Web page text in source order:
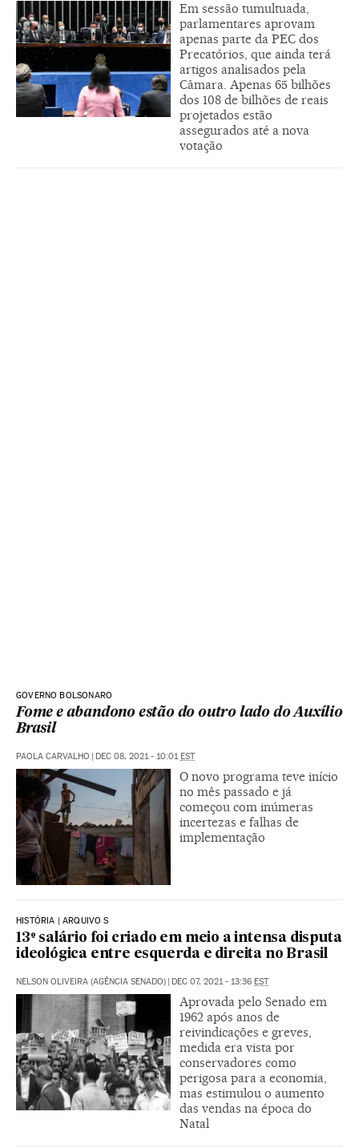
Em sessão tumultuada,
parlamentares aprovam
apenas parte da PEC dos
Precatórios, que ainda terá
artigos analisados pela
Câmara. Apenas 65 bilhões
dos 108 de bilhões de reais
projetados estão
assegurados até a nova
votação
GOVERNO BOLSONARO
Fome e abandono estão do outro lado do Auxílio
Brasil
PAOLA CARVALHO DEC 08, 2021 - 10:01 EST
O novo programa teve início
no mês passado e já
começou com inúmeras
incertezas e falhas de
implementação
HISTÓRIA | ARQUIVO S
13º salário foi criado em meio a intensa disputa
ideológica entre esquerda e direita no Brasil
NELSON OLIVEIRA (AGÊNCIA SENADO) DEC 07, 2021 - 13:36 EST
Aprovada pelo Senado em
1962 após anos de
reivindicações e greves,
medida era vista por
conservadores como
perigosa para a economia,
mas estimulou o aumento
das vendas na época do
Natal